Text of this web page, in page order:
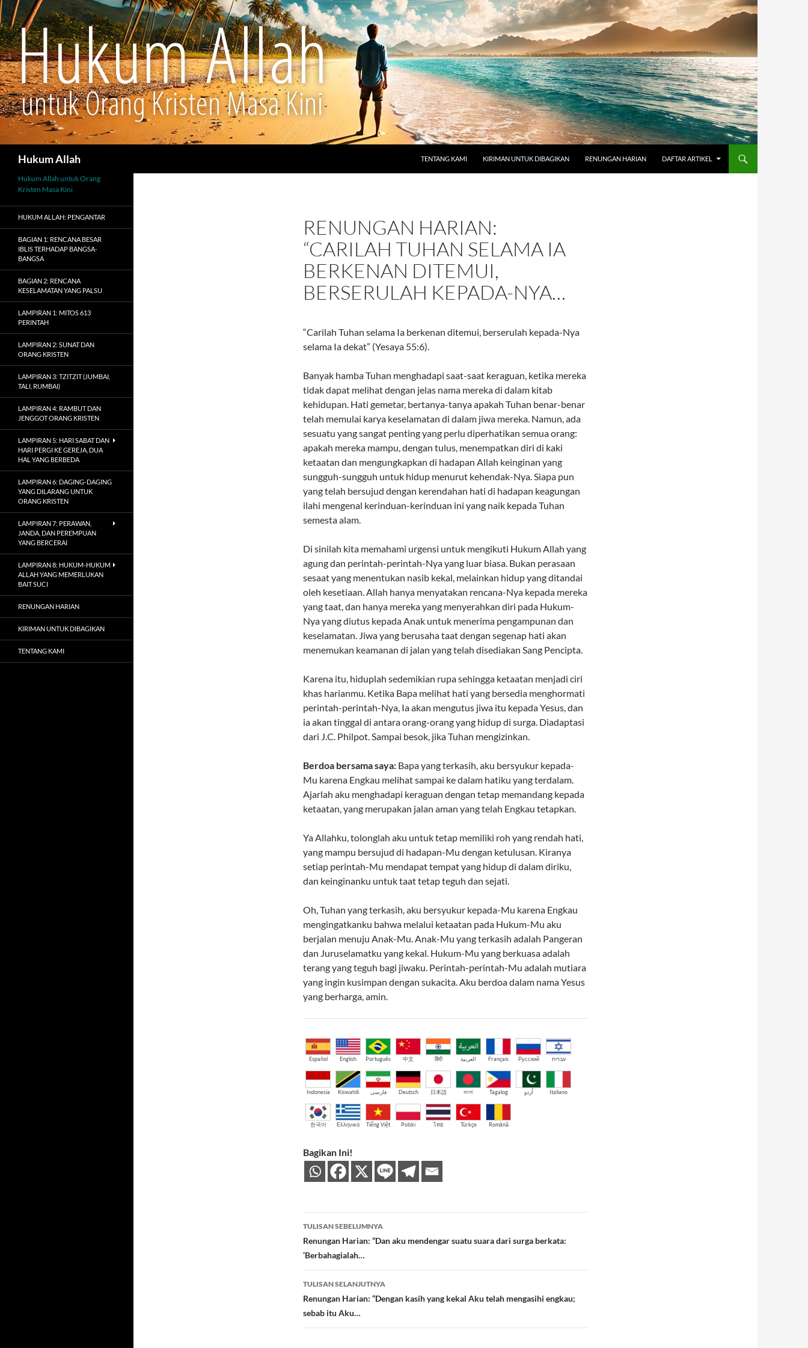
Hukum Allah
TENTANG KAMI
KIRIMAN UNTUK DIBAGIKAN RENUNGAN HARIAN DAFTAR ARTIKEL
RENUNGAN HARIAN:
“CARILAH TUHAN SELAMA IA
BERKENAN DITEMUI,
BERSERULAH KEPADA-NYA…
“Carilah Tuhan selama Ia berkenan ditemui, berserulah kepada-Nya
selama Ia dekat” (Yesaya 55:6).
Banyak hamba Tuhan menghadapi saat-saat keraguan, ketika mereka
tidak dapat melihat dengan jelas nama mereka di dalam kitab
kehidupan. Hati gemetar, bertanya-tanya apakah Tuhan benar-benar
telah memulai karya keselamatan di dalam jiwa mereka. Namun, ada
sesuatu yang sangat penting yang perlu diperhatikan semua orang:
apakah mereka mampu, dengan tulus, menempatkan diri di kaki
ketaatan dan mengungkapkan di hadapan Allah keinginan yang
sungguh-sungguh untuk hidup menurut kehendak-Nya. Siapa pun
yang telah bersujud dengan kerendahan hati di hadapan keagungan
ilahi mengenal kerinduan-kerinduan ini yang naik kepada Tuhan
semesta alam.
Di sinilah kita memahami urgensi untuk mengikuti Hukum Allah yang
agung dan perintah-perintah-Nya yang luar biasa. Bukan perasaan
sesaat yang menentukan nasib kekal, melainkan hidup yang ditandai
oleh kesetiaan. Allah hanya menyatakan rencana-Nya kepada mereka
yang taat, dan hanya mereka yang menyerahkan diri pada Hukum-
Nya yang diutus kepada Anak untuk menerima pengampunan dan
keselamatan. Jiwa yang berusaha taat dengan segenap hati akan
menemukan keamanan di jalan yang telah disediakan Sang Pencipta.
Karena itu, hiduplah sedemikian rupa sehingga ketaatan menjadi ciri
khas harianmu. Ketika Bapa melihat hati yang bersedia menghormati
perintah-perintah-Nya, Ia akan mengutus jiwa itu kepada Yesus, dan
ia akan tinggal di antara orang-orang yang hidup di surga. Diadaptasi
dari J.C. Philpot. Sampai besok, jika Tuhan mengizinkan.
Berdoa bersama saya: Bapa yang terkasih, aku bersyukur kepada-
Mu karena Engkau melihat sampai ke dalam hatiku yang terdalam.
Ajarlah aku menghadapi keraguan dengan tetap memandang kepada
ketaatan, yang merupakan jalan aman yang telah Engkau tetapkan.
Ya Allahku, tolonglah aku untuk tetap memiliki roh yang rendah hati,
yang mampu bersujud di hadapan-Mu dengan ketulusan. Kiranya
setiap perintah-Mu mendapat tempat yang hidup di dalam diriku,
dan keinginanku untuk taat tetap teguh dan sejati.
Oh, Tuhan yang terkasih, aku bersyukur kepada-Mu karena Engkau
mengingatkanku bahwa melalui ketaatan pada Hukum-Mu aku
berjalan menuju Anak-Mu. Anak-Mu yang terkasih adalah Pangeran
dan Juruselamatku yang kekal. Hukum-Mu yang berkuasa adalah
terang yang teguh bagi jiwaku. Perintah-perintah-Mu adalah mutiara
yang ingin kusimpan dengan sukacita. Aku berdoa dalam nama Yesus
yang berharga, amin.
Español English Português 中文 हिंदी العربية Français Русский עברית
Indonesia Kiswahili فارسی Deutsch 日本語 বাংলা Tagalog اُردو Italiano
한국어 Ελληνικά Tiếng Việt Polski ไทย Türkçe Română
Bagikan Ini!
Navigasi
Tulisan
TULISAN SEBELUMNYA
Renungan Harian: “Dan aku mendengar suatu suara dari surga berkata:
‘Berbahagialah…
TULISAN SELANJUTNYA
Renungan Harian: “Dengan kasih yang kekal Aku telah mengasihi engkau;
sebab itu Aku…
Hukum Allah untuk Orang
Kristen Masa Kini
HUKUM ALLAH: PENGANTAR
BAGIAN 1: RENCANA BESAR
IBLIS TERHADAP BANGSA-
BANGSA
BAGIAN 2: RENCANA
KESELAMATAN YANG PALSU
LAMPIRAN 1: MITOS 613
PERINTAH
LAMPIRAN 2: SUNAT DAN
ORANG KRISTEN
LAMPIRAN 3: TZITZIT (JUMBAI,
TALI, RUMBAI)
LAMPIRAN 4: RAMBUT DAN
JENGGOT ORANG KRISTEN
LAMPIRAN 5: HARI SABAT DAN
HARI PERGI KE GEREJA, DUA
HAL YANG BERBEDA
LAMPIRAN 6: DAGING-DAGING
YANG DILARANG UNTUK
ORANG KRISTEN
LAMPIRAN 7: PERAWAN,
JANDA, DAN PEREMPUAN
YANG BERCERAI
LAMPIRAN 8: HUKUM-HUKUM
ALLAH YANG MEMERLUKAN
BAIT SUCI
RENUNGAN HARIAN
KIRIMAN UNTUK DIBAGIKAN
TENTANG KAMI